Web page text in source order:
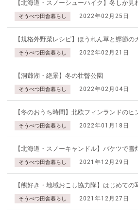
【北海道・スノーシューハイク】冬しか
そうべつ田舎暮らし 2022年02月25日
【規格外野菜レシピ】ほうれん草と鰹節の
そうべつ田舎暮らし 2022年02月21日
【洞爺湖・絶景】冬の壮瞥公園
そうべつ田舎暮らし 2022年02月04日
【冬のおうち時間】北欧フィンランドのヒ
そうべつ田舎暮らし 2022年01月18日
【北海道・スノーキャンドル】バケツで雪
そうべつ田舎暮らし 2021年12月29日
【熊好き・地域おこし協力隊】はじめての
そうべつ田舎暮らし 2021年12月27日